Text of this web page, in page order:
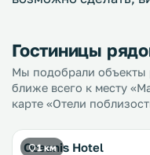
Гостиницы
Мы подобрали объекты
ближе всего к месту
карте «Отели
1 км
Oceanis Hotel